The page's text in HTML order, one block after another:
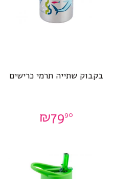
בקבוק שתייה תרמי כרישים
₪7990